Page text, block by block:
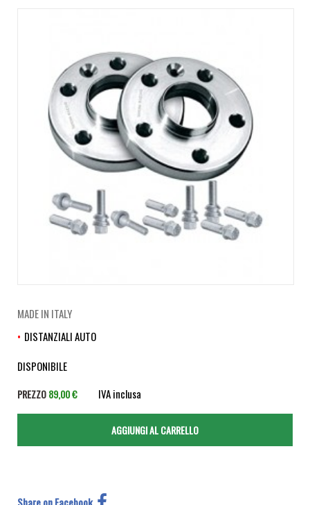
MADE IN ITALY
DISTANZIALI AUTO
DISPONIBILE
PREZZO89,00 € IVA inclusa